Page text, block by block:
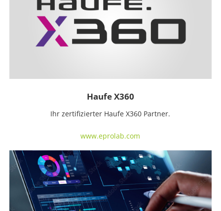
Haufe X360
Ihr zertifizierter Haufe X360 Partner.
www.eprolab.com